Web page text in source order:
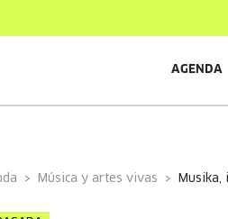
AGENDA
Música y artes vivas